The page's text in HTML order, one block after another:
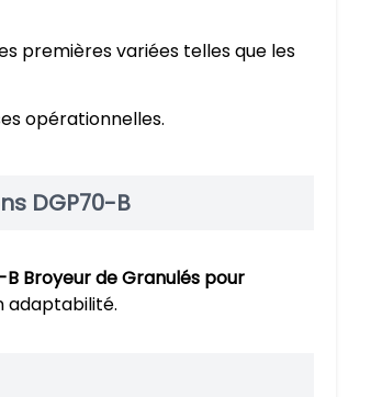
premières variées telles que les
opérationnelles.
DGP70-B
B Broyeur de Granulés pour
adaptabilité.